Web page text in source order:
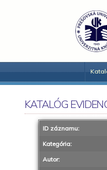
KATALÓG
ID záznamu:
Kategória:
Autor: